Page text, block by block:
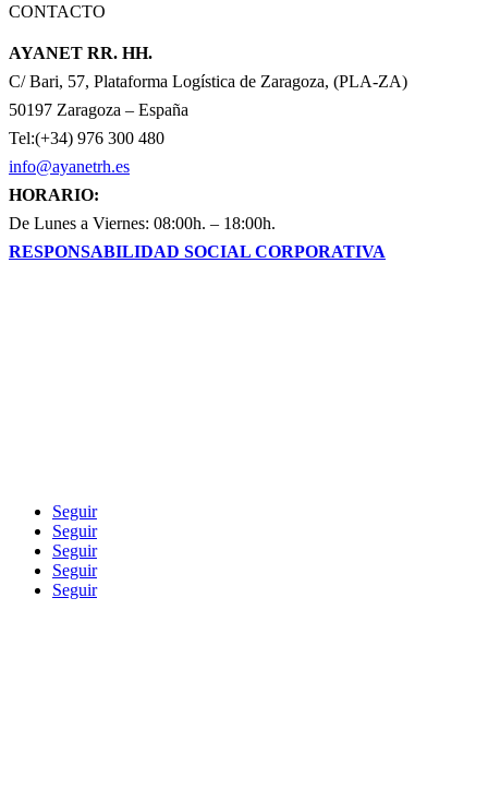
CONTACTO
AYANET RR. HH.
C/ Bari, 57, Plataforma Logística de Zaragoza, (PLA-ZA)
50197 Zaragoza – España
Tel:(+34) 976 300 480
info@ayanetrh.es
HORARIO:
De Lunes a Viernes: 08:00h. – 18:00h.
RESPONSABILIDAD SOCIAL CORPORATIVA
Seguir
Seguir
Seguir
Seguir
Seguir